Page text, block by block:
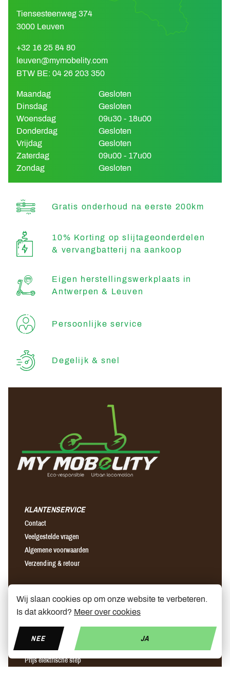
Tiensesteenweg 374
3000 Leuven
+32 16 25 84 80
leuven@mymobelity.com
BTW BE: 04 26 203 350
Maandag
Gesloten
Dinsdag
Gesloten
Woensdag
09u30 - 18u00
Donderdag
Gesloten
Vrijdag
Gesloten
Zaterdag
09u00 - 17u00
Zondag
Gesloten
Gratis onderhoud na eerste 200km
10% Korting op slijtageonderdelen
& vervangbatterij na aankoop
Eigen herstellingswerkplaats in
Antwerpen & Leuven
Persoonlijke service
Degelijk & snel
KLANTENSERVICE
Contact
Veelgestelde vragen
Algemene voorwaarden
Verzending & retour
OVER ONS
Ons verhaal
Partners
Prijs elektrische step
Wij slaan cookies op om onze website te verbeteren.
Is dat akkoord? Meer over cookies
NEE JA